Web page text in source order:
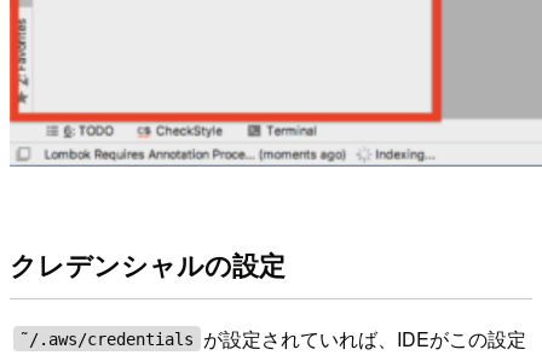
クレデンシャルの設定
˜/.aws/credentials
が設定されていれば、IDEがこの設定